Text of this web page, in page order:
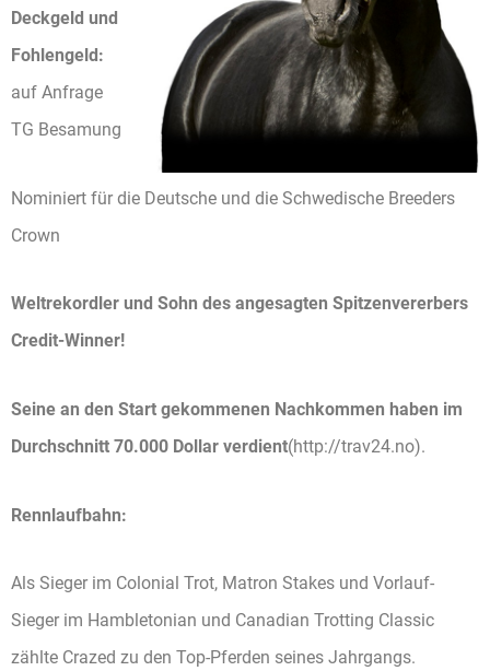
Deckgeld und
Fohlengeld:
auf Anfrage
TG Besamung
Nominiert für die Deutsche und die Schwedische Breeders
Crown
Weltrekordler und Sohn des angesagten Spitzenvererbers
Credit-Winner!
Seine an den Start gekommenen Nachkommen haben im
Durchschnitt 70.000 Dollar verdient(http://trav24.no).
Rennlaufbahn:
Als Sieger im Colonial Trot, Matron Stakes und Vorlauf-
Sieger im Hambletonian und Canadian Trotting Classic
zählte Crazed zu den Top-Pferden seines Jahrgangs.